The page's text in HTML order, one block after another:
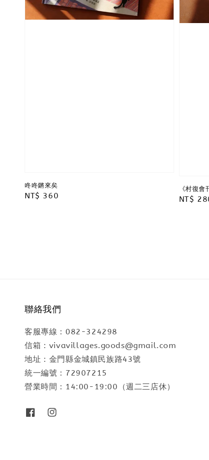
咚咚鏘來矣
Regular
NT$ 360
《村復會
NT$
聯絡我們
客服專線：082-324298
信箱：vivavillages.goods@gmail.com
地址：金門縣金城鎮民族路43號
統一編號：72907215
營業時間：14:00-19:00（週二三店休）